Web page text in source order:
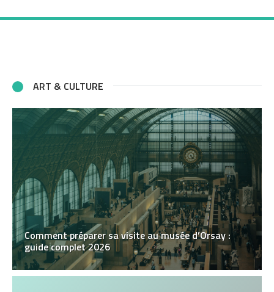
ART & CULTURE
Comment préparer sa visite au musée d’Orsay :
guide complet 2026